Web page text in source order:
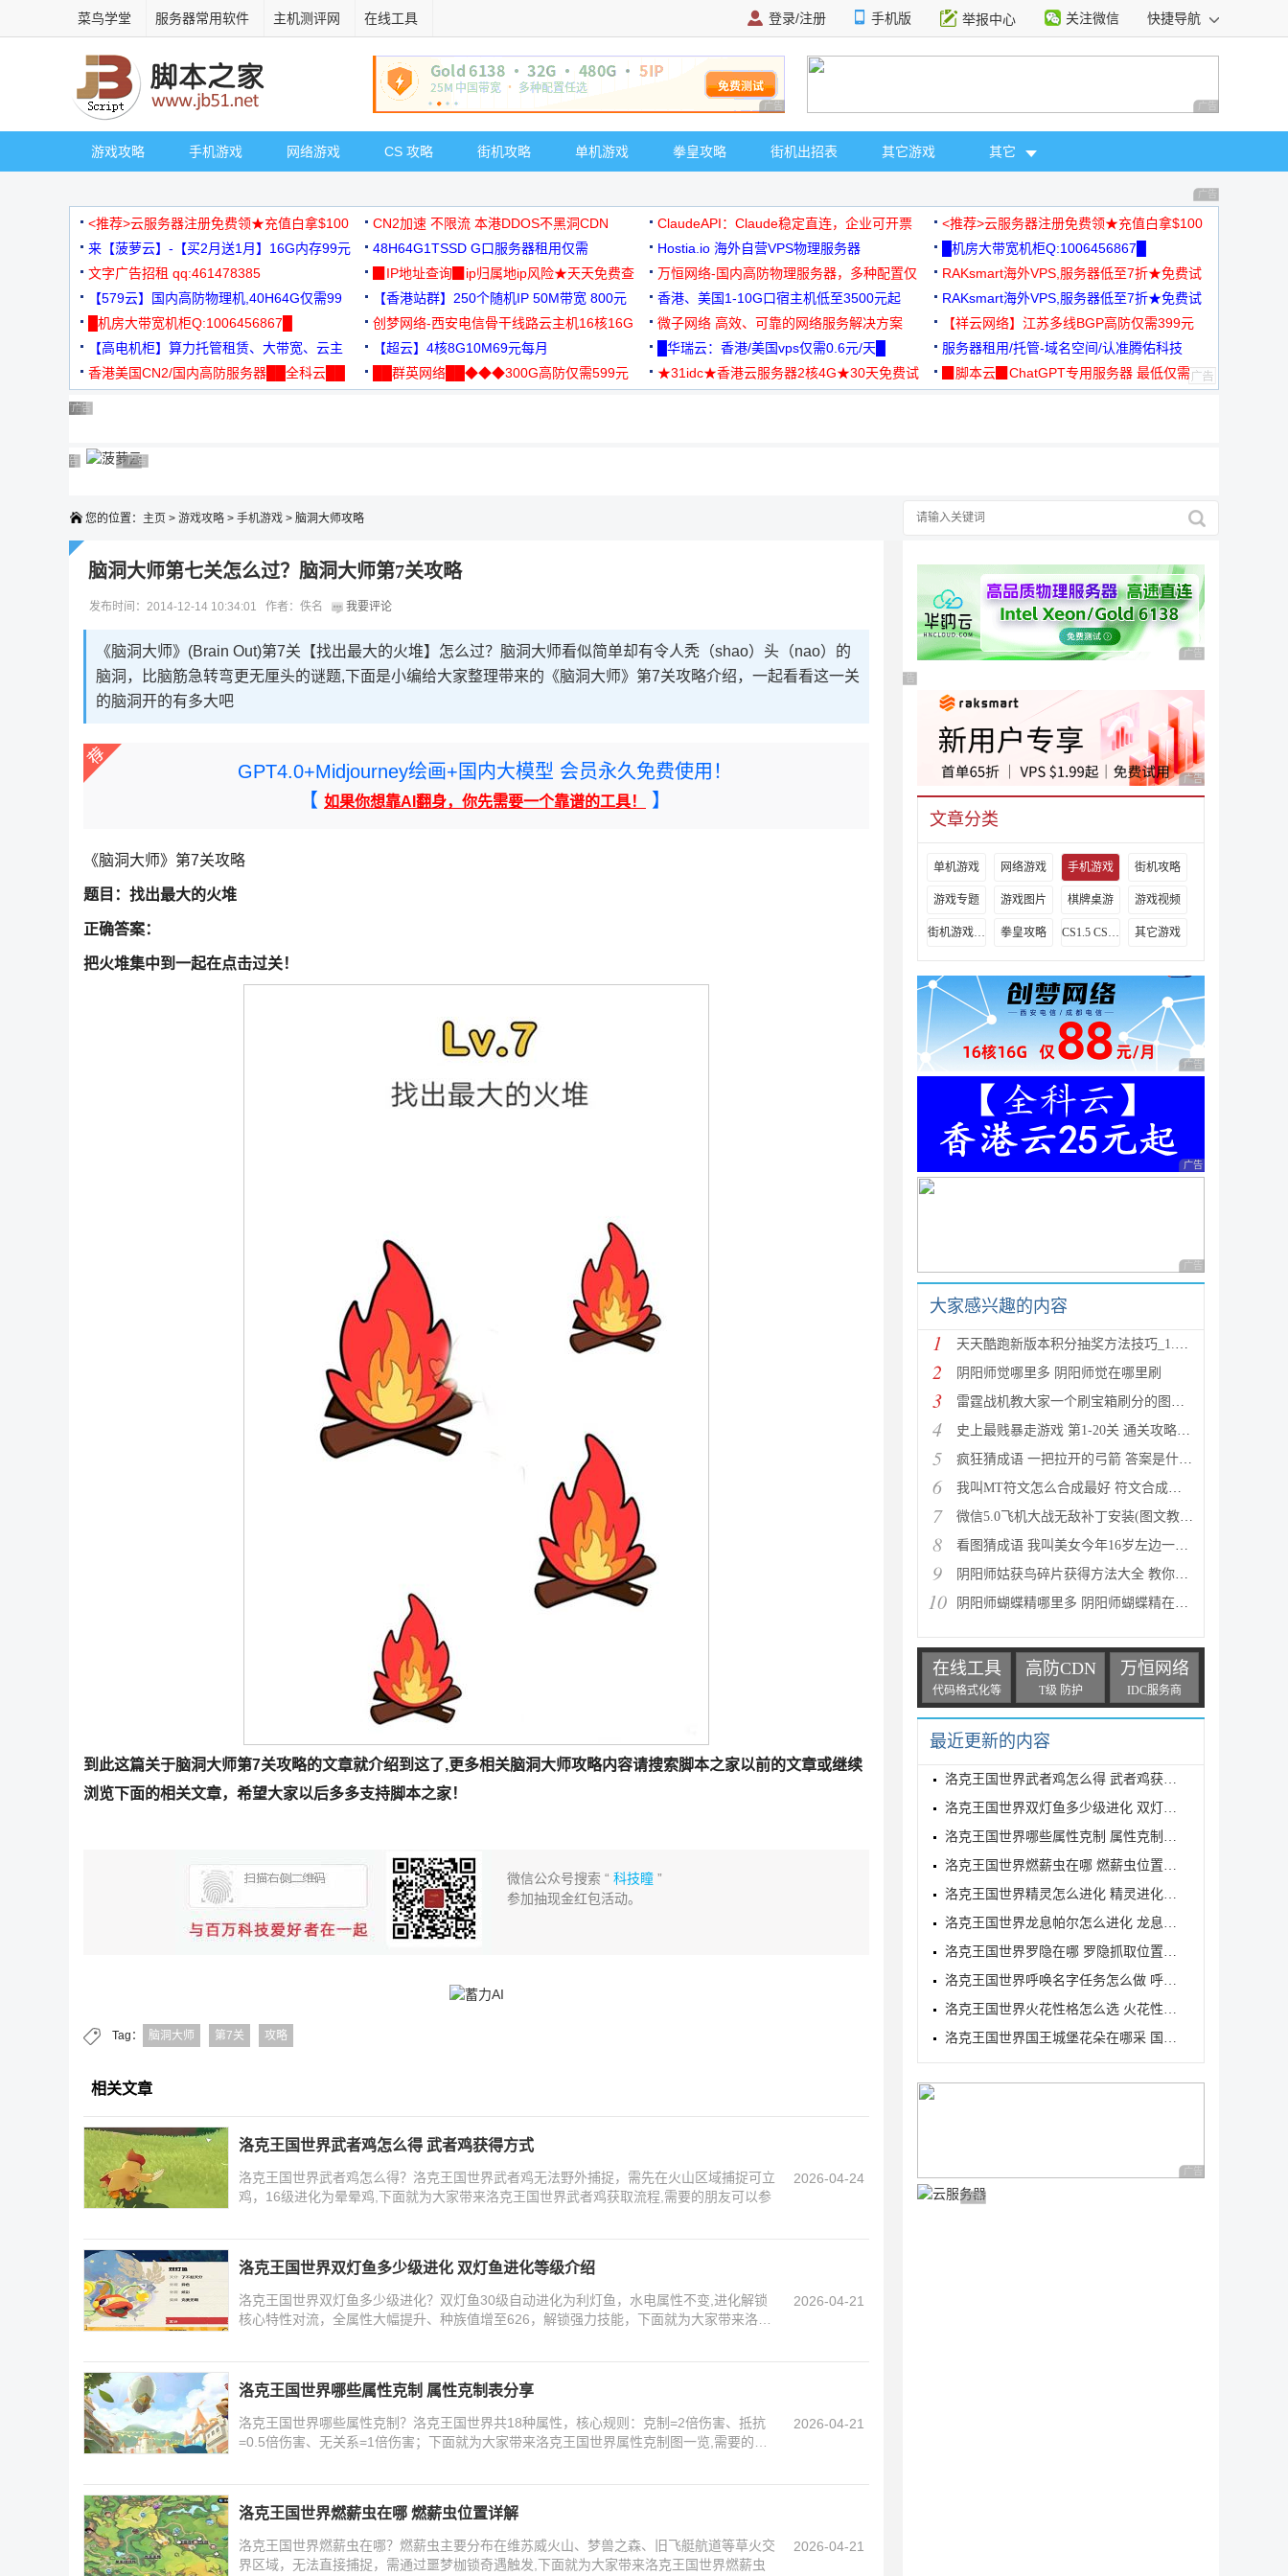
菜鸟学堂 服务器常用软件 主机测评网 在线工具 登录/注册 手机版 举报中心 关注微信 快捷导航
广告 商业广告，理性选择 广告 商业广告，理
游戏攻略 手机游戏 网络游戏 CS 攻略 街机攻略 单机游戏 拳皇攻略 街机出招表 其它游戏 其它
广告 商业广告，理
<推荐>云服务器注册免费领★充值白拿$100 CN2加速 不限流 本港DDOS不黑洞CDN ClaudeAPI：Claude稳定直连，企业可开票
<推荐>云服务器注册免费领★充值白拿$100
来【菠萝云】-【买2月送1月】16G内存99元
48H64G1TSSD G口服务器租用仅需
3000+可免费测试
Hostia.io 海外自营VPS物理服务器
█机房大带宽机柜Q:1006456867█
文字广告招租 qq:461478385
▉IP地址查询▉ip归属地ip风险★天天免费查
万恒网络-国内高防物理服务器，多种配置仅
99元/月起
RAKsmart海外VPS,服务器低至7折★免费试
用★
【579云】国内高防物理机,40H64G仅需99
元
【香港站群】250个随机IP 50M带宽 800元 香港、美国1-10G口宿主机低至3500元起
RAKsmart海外VPS,服务器低至7折★免费试
用★
█机房大带宽机柜Q:1006456867█
创梦网络-西安电信骨干线路云主机16核16G
88元/月
微子网络 高效、可靠的网络服务解决方案
【祥云网络】江苏多线BGP高防仅需399元
【高电机柜】算力托管租赁、大带宽、云主
机
【超云】4核8G10M69元每月 █华瑞云：香港/美国vps仅需0.6元/天█
服务器租用/托管-域名空间/认准腾佑科技
香港美国CN2/国内高防服务器██全科云██
██群英网络██◆◆◆300G高防仅需599元
★31idc★香港云服务器2核4G★30天免费试
▉脚本云▉ChatGPT专用服务器 最低仅需
广告 商业广告，理性选择
广告 商业广告，理性选择
广告 商业广告，理性选择
广告 商业广告，理性选择
广告 商业广告，理性选择
广告 商业广告，理性选择
广告 商业广告，理性选择
广告 商业广告，理性选择广告 商业广告，理性选择
广告 商业广告，理性选择
您的位置： 主页 > 游戏攻略 > 手机游戏 > 脑洞大师攻略
脑洞大师第七关怎么过？脑洞大师第7关攻略
发布时间：2014-12-14 10:34:01 作者：佚名 我要评论
《脑洞大师》(Brain Out)第7关【找出最大的火堆】怎么过？脑洞大师看似简单却有令人秃（shao）头（nao）的
脑洞，比脑筋急转弯更无厘头的谜题,下面是小编给大家整理带来的《脑洞大师》第7关攻略介绍，一起看看这一关
的脑洞开的有多大吧
GPT4.0+Midjourney绘画+国内大模型 会员永久免费使用！
【 如果你想靠AI翻身，你先需要一个靠谱的工具！ 】
《脑洞大师》第7关攻略
题目：找出最大的火堆
正确答案：
把火堆集中到一起在点击过关！
到此这篇关于脑洞大师第7关攻略的文章就介绍到这了,更多相关脑洞大师攻略内容请搜索脚本之家以前的文章或继续
浏览下面的相关文章，希望大家以后多多支持脚本之家！
微信公众号搜索 “科技瞳 ”
参加抽现金红包活动。
Tag： 脑洞大师 第7关 攻略
相关文章
洛克王国世界武者鸡怎么得 武者鸡获得方式
洛克王国世界武者鸡怎么得？洛克王国世界武者鸡无法野外捕捉，需先在火山区域捕捉可立
鸡，16级进化为晕晕鸡,下面就为大家带来洛克王国世界武者鸡获取流程,需要的朋友可以参
2026-04-24
洛克王国世界双灯鱼多少级进化 双灯鱼进化等级介绍
洛克王国世界双灯鱼多少级进化？双灯鱼30级自动进化为利灯鱼，水电属性不变,进化解锁
核心特性对流，全属性大幅提升、种族值增至626，解锁强力技能，下面就为大家带来洛克
2026-04-21
洛克王国世界哪些属性克制 属性克制表分享
洛克王国世界哪些属性克制？洛克王国世界共18种属性，核心规则：克制=2倍伤害、抵抗
=0.5倍伤害、无关系=1倍伤害；下面就为大家带来洛克王国世界属性克制图一览,需要的朋
2026-04-21
洛克王国世界燃薪虫在哪 燃薪虫位置详解
洛克王国世界燃薪虫在哪？燃薪虫主要分布在维苏威火山、梦兽之森、旧飞艇航道等草火交
界区域，无法直接捕捉，需通过噩梦枷锁奇遇触发,下面就为大家带来洛克王国世界燃薪虫
2026-04-21
广告 商业广告，理性
广告 商业广告，理性选择
广告 商业广告，理性
文章分类
单机游戏 网络游戏 手机游戏 街机攻略
游戏专题 游戏图片 棋牌桌游 游戏视频
街机游戏出招表 拳皇攻略 CS1.5 CS1.6攻略 其它游戏
广告 商业广告，理性
广告 商业广告，理性
广告 商业广告，理性
大家感兴趣的内容
1 天天酷跑新版本积分抽奖方法技巧_1.0.8.0版新人物新坐
2 阴阳师觉哪里多 阴阳师觉在哪里刷
3 雷霆战机教大家一个刷宝箱刷分的图文教程
4 史上最贱暴走游戏 第1-20关 通关攻略(图文详解)
5 疯狂猜成语 一把拉开的弓箭 答案是什么成语
6 我叫MT符文怎么合成最好 符文合成攻略推荐
7 微信5.0飞机大战无敌补丁安装(图文教程) 高分攻略
8 看图猜成语 我叫美女今年16岁左边一个女人 答案是什么
9 阴阳师姑获鸟碎片获得方法大全 教你如何快速获得姑获
10 阴阳师蝴蝶精哪里多 阴阳师蝴蝶精在哪里刷
在线工具
代码格式化等
高防CDN
T级 防护
万恒网络
IDC服务商
最近更新的内容
洛克王国世界武者鸡怎么得 武者鸡获得方式
洛克王国世界双灯鱼多少级进化 双灯鱼进化等级介绍
洛克王国世界哪些属性克制 属性克制表分享
洛克王国世界燃薪虫在哪 燃薪虫位置详解
洛克王国世界精灵怎么进化 精灵进化方式
洛克王国世界龙息帕尔怎么进化 龙息帕尔进化介绍
洛克王国世界罗隐在哪 罗隐抓取位置分享
洛克王国世界呼唤名字任务怎么做 呼唤名字任务完成方
洛克王国世界火花性格怎么选 火花性格推荐
洛克王国世界国王城堡花朵在哪采 国王城堡全花朵采集
广告 商业广告，理性
广告 商业广告，理性选择